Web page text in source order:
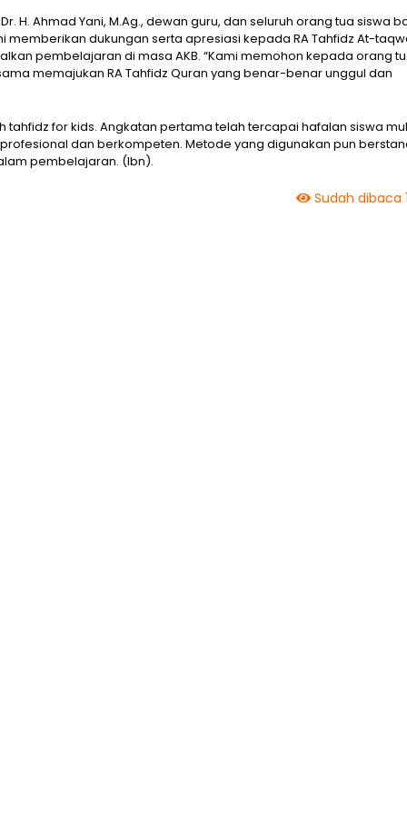
H. Ahmad Yani, M.Ag., dewan guru, dan seluruh orang tua siswa
memberikan dukungan serta apresiasi kepada RA Tahfidz At-
pembelajaran di masa AKB. “Kami memohon kepada orang
memajukan RA Tahfidz Quran yang benar-benar unggul dan
tahfidz for kids. Angkatan pertama telah tercapai hafalan siswa
dan berkompeten. Metode yang digunakan pun
pembelajaran. (Ibn).
Sudah dibaca